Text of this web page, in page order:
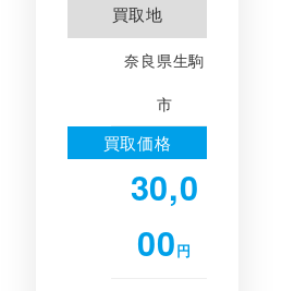
買取地
奈良県生駒
市
買取価格
30,0
00円